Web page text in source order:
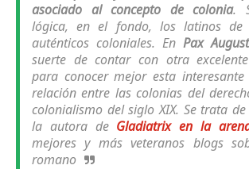
asociado al concepto de colonia.
lógica, en el fondo, los latinos
auténticos coloniales. En Pax
suerte de contar con otra
para conocer mejor esta
relación entre las colonias del
colonialismo del siglo XIX. Se trata
la autora de Gladiatrix en la
mejores y más veteranos blogs
romano